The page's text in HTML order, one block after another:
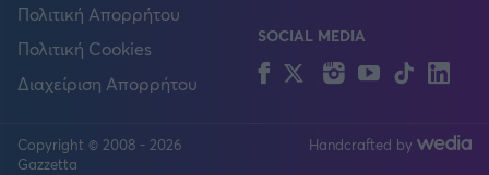
Πολιτική Απορρήτου
Πολιτική Cookies
Διαχείριση Απορρήτου
SOCIAL MEDIA
FacebookTwitterInstagram
YouTubeTikTok
Copyright © 2008 - 2026
Gazzetta
Handcrafted by